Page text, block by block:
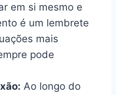
em si mesmo e
é um lembrete
mais
pode
Ao longo do